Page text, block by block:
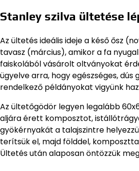
Stanley szilva ültetése
Az ültetés ideális ideje a késő ősz
tavasz (március), amikor a fa
faiskolából vásárolt oltványokat
ügyelve arra, hogy egészséges, dús
rendelkező példányokat vigyünk
Az ültetőgödör legyen legalább
aljára érett komposztot,
gyökérnyakát a talajszintre
terítsük el, majd földdel,
Ültetés után alaposan öntözzük